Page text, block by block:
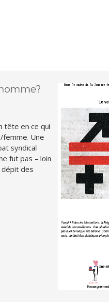
tête en ce qui
femme. Une
syndical
fut pas – loin
dépit des